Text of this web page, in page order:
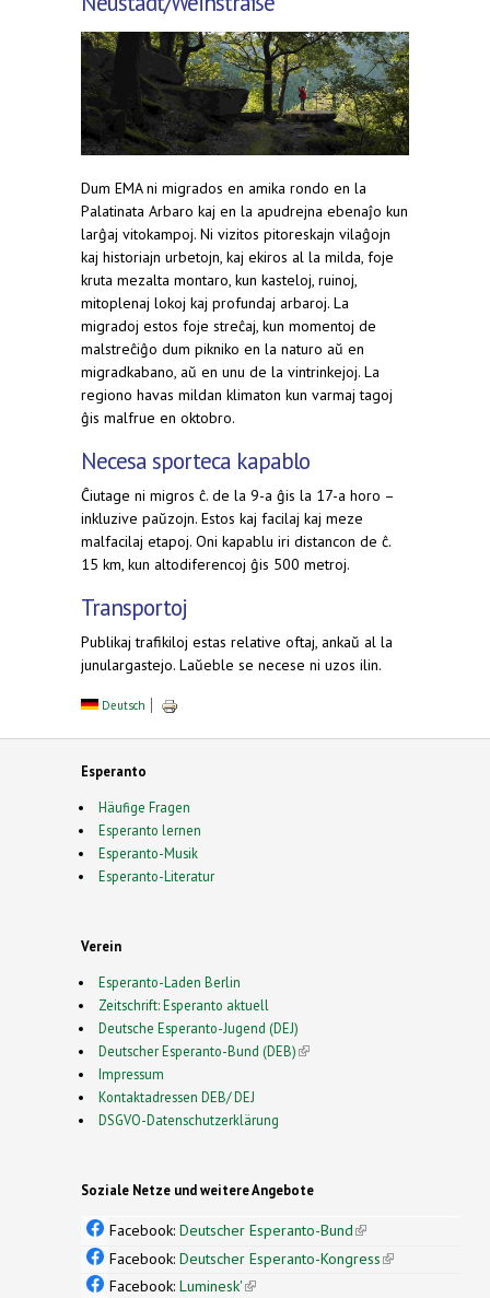
Dum EMA ni migrados en amika rondo en la
Palatinata Arbaro kaj en la apudrejna ebenaĵo kun
larĝaj vitokampoj. Ni vizitos pitoreskajn vilaĝojn
kaj historiajn urbetojn, kaj ekiros al la milda, foje
kruta mezalta montaro, kun kasteloj, ruinoj,
mitoplenaj lokoj kaj profundaj arbaroj. La
migradoj estos foje streĉaj, kun momentoj de
malstreĉiĝo dum pikniko en la naturo aŭ en
migradkabano, aŭ en unu de la vintrinkejoj. La
regiono havas mildan klimaton kun varmaj tagoj
ĝis malfrue en oktobro.
Necesa sporteca kapablo
Ĉiutage ni migros ĉ. de la 9-a ĝis la 17-a horo –
inkluzive paŭzojn. Estos kaj facilaj kaj meze
malfacilaj etapoj. Oni kapablu iri distancon de ĉ.
15 km, kun altodiferencoj ĝis 500 metroj.
Transportoj
Publikaj trafikiloj estas relative oftaj, ankaŭ al la
junulargastejo. Laŭeble se necese ni uzos ilin.
Deutsch
Esperanto
Häufige Fragen
Esperanto lernen
Esperanto-Musik
Esperanto-Literatur
Verein
Esperanto-Laden Berlin
Zeitschrift: Esperanto aktuell
Deutsche Esperanto-Jugend (DEJ)
Deutscher Esperanto-Bund (DEB)(link is external)
Impressum
Kontaktadressen DEB/ DEJ
DSGVO-Datenschutzerklärung
Soziale Netze und weitere Angebote
Facebook: Deutscher Esperanto-Bund(link is
external)
Facebook: Deutscher Esperanto-Kongress(link is
Facebook: Luminesk'(link is external)